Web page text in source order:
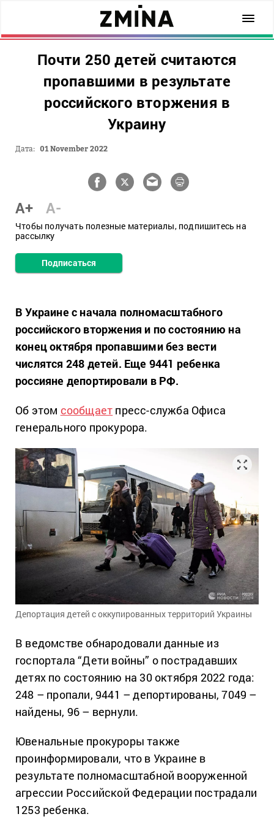
Почти 250 детей считаются
пропавшими в результате
российского вторжения в
Украину
Дата: 01 November 2022
A+ A-
Чтобы получать полезные материалы, подпишитесь на
рассылку
Подписаться
В Украине с начала полномасштабного
российского вторжения и по состоянию на
конец октября пропавшими без вести
числятся 248 детей. Еще 9441 ребенка
россияне депортировали в РФ.
Об этом сообщает пресс-служба Офиса
генерального прокурора.
Депортация детей с оккупированных территорий Украины
В ведомстве обнародовали данные из
госпортала “Дети войны” о пострадавших
детях по состоянию на 30 октября 2022 года:
248 – пропали, 9441 – депортированы, 7049 –
найдены, 96 – вернули.
Ювенальные прокуроры также
проинформировали, что в Украине в
результате полномасштабной вооруженной
агрессии Российской Федерации пострадали
1253 ребенка.